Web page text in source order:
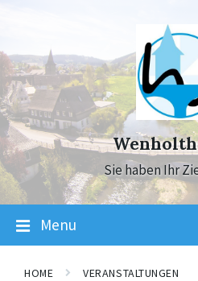
navigation
Sie haben Ihr
Menu
HOME VERANSTALTUNGEN